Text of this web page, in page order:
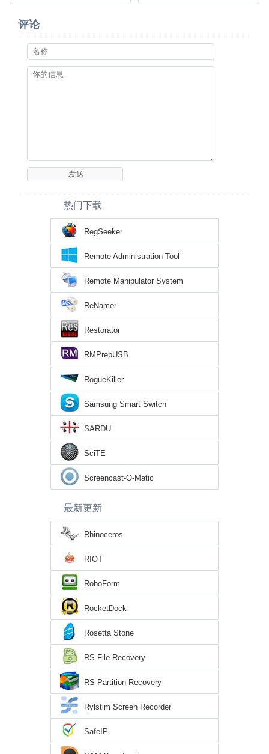
评论
热门下载
RegSeeker
Remote Administration Tool
Remote Manipulator System
ReNamer
Restorator
RMPrepUSB
RogueKiller
Samsung Smart Switch
SARDU
SciTE
Screencast-O-Matic
最新更新
Rhinoceros
RIOT
RoboForm
RocketDock
Rosetta Stone
RS File Recovery
RS Partition Recovery
Rylstim Screen Recorder
SafeIP